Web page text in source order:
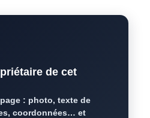
de cet
: photo, texte de
coordonnées… et